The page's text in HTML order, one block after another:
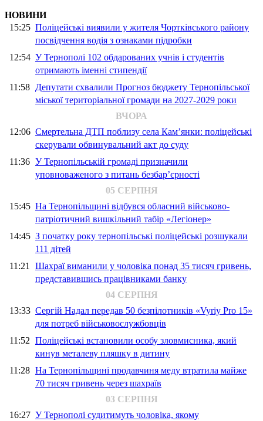
НОВИНИ
15:25 Поліцейські виявили у жителя Чортківського району
посвідчення водія з ознаками підробки
12:54 У Тернополі 102 обдарованих учнів і студентів
отримають іменні стипендії
11:58 Депутати схвалили Прогноз бюджету Тернопільської
міської територіальної громади на 2027-2029 роки
ВЧОРА
12:06 Смертельна ДТП поблизу села Кам’янки: поліцейські
скерували обвинувальний акт до суду
11:36 У Тернопільській громаді призначили
уповноваженого з питань безбар’єрності
05 СЕРПНЯ
15:45 На Тернопільщині відбувся обласний військово-
патріотичний вишкільний табір «Легіонер»
14:45 З початку року тернопільські поліцейські розшукали
111 дітей
11:21 Шахраї виманили у чоловіка понад 35 тисяч гривень,
представившись працівниками банку
04 СЕРПНЯ
13:33 Сергій Надал передав 50 безпілотників «Vyriy Pro 15»
для потреб військовослужбовців
11:52 Поліцейські встановили особу зловмисника, який
кинув металеву пляшку в дитину
11:28 На Тернопільщині продавчиня меду втратила майже
70 тисяч гривень через шахраїв
03 СЕРПНЯ
16:27 У Тернополі судитимуть чоловіка, якому